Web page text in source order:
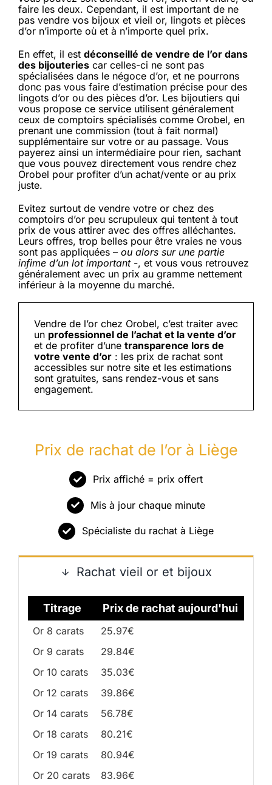
faire les deux. Cependant, il est important de ne
pas vendre vos bijoux et vieil or, lingots et pièces
d’or n’importe où et à n’importe quel prix.
En effet, il est déconseillé de vendre de l’or dans
des bijouteriescar celles-ci ne sont pas
spécialisées dans le négoce d’or, et ne pourrons
donc pas vous faire d’estimation précise pour des
lingots d’or ou des pièces d’or. Les bijoutiers qui
vous propose ce service utilisent généralement
ceux de comptoirs spécialisés comme Orobel, en
prenant une commission (tout à fait normal)
supplémentaire sur votre or au passage. Vous
payerez ainsi un intermédiaire pour rien, sachant
que vous pouvez directement vous rendre chez
Orobel pour profiter d’un achat/vente or au prix
juste.
Evitez surtout de vendre votre or chez des
comptoirs d’or peu scrupuleux qui tentent à tout
prix de vous attirer avec des offres alléchantes.
Leurs offres, trop belles pour être vraies ne vous
sont pas appliquées – ou alors sur une partie
infime d’un lot important-, et vous vous retrouvez
généralement avec un prix au gramme nettement
inférieur à la moyenne du marché.
Vendre de l’or chez Orobel, c’est traiter avec
un professionnel de l’achat et la vente d’or
et de profiter d’une transparence lors de
votre vente d’or: les prix de rachat sont
accessibles sur notre site et les estimations
sont gratuites, sans rendez-vous et sans
engagement.
Prix de rachat de l’or à Liège
Prix affiché = prix offert
Mis à jour chaque minute
Spécialiste du rachat à Liège
Rachat vieil or et bijoux
Titrage Prix de rachat aujourd'hui
Or 8 carats
25.97€
Or 9 carats
29.84€
Or 10 carats
35.03€
Or 12 carats
39.86€
Or 14 carats
56.78€
Or 18 carats
80.21€
Or 19 carats
80.94€
Or 20 carats
83.96€